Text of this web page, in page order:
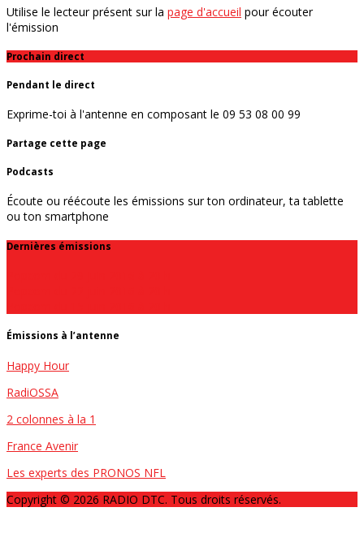
Utilise le lecteur présent sur la page d'accueil pour écouter
l'émission
Prochain direct
Pendant le direct
Exprime-toi à l'antenne en composant le 09 53 08 00 99
Partage cette page
Podcasts
Écoute ou réécoute les émissions sur ton ordinateur, ta tablette
ou ton smartphone
Dernières émissions
Émissions à l’antenne
Happy Hour
RadiOSSA
2 colonnes à la 1
France Avenir
Les experts des PRONOS NFL
Copyright © 2026 RADIO DTC. Tous droits réservés.